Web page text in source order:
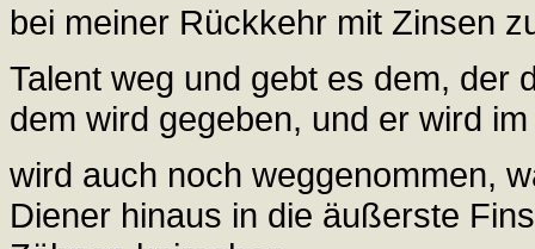
bei meiner Rückkehr mit Zinsen
Talent weg und gebt es dem, der
dem wird gegeben, und er wird
wird auch noch weggenommen,
Diener hinaus in die äußerste